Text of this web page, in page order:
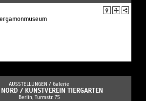
AUSSTELLUNGEN / Galerie
/ KUNSTVEREIN TIERGARTEN
Berlin, Turmstr. 75